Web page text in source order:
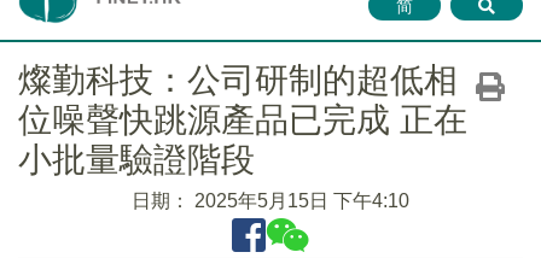
简
燦勤科技：公司研制的超低相
位噪聲快跳源產品已完成 正在
小批量驗證階段
日期： 2025年5月15日 下午4:10